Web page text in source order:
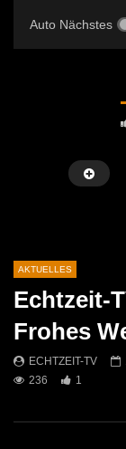
Auto Nächstes
2026!
389
1
AKTUELLES
Echtzeit-
Frohes
ECHTZEIT-TV
236
1